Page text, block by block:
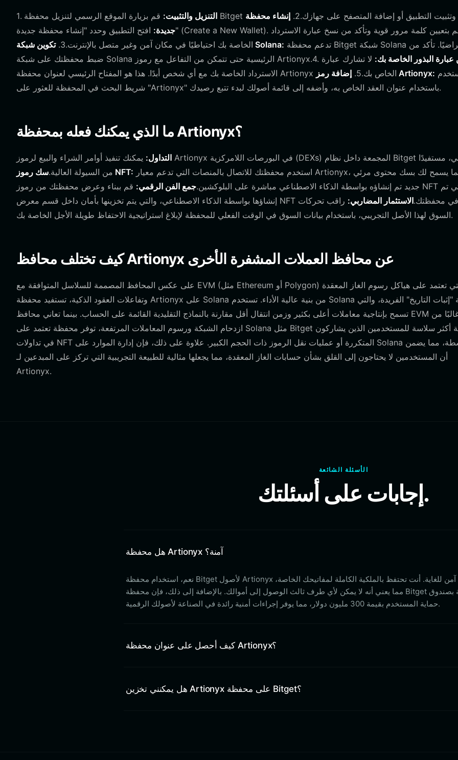
1. التنزيل والتثبيت: قم بزيارة الموقع الرسمي لتنزيل محفظة Bitget وتثبيت التطبيق أو إضافة المتصفح على جهازك.2.
إنشاء محفظة
جديدة: افتح التطبيق وحدد "إنشاء محفظة جديدة" (Create a New Wallet). قم بتعيين كلمة مرور قوية وتأكد من نسخ عبارة الاسترداد
الخاصة بك احتياطيًا في مكان آمن وغير متصل بالإنترنت.3. تكوين شبكة Solana:
ضبط محفظتك على شبكة Solana الرئيسية حتى تتمكن من التفاعل مع رموز Artionyx.4.
عبارة البذور الخاصة بك: لا تشارك عبارة
الاسترداد الخاصة بك مع أي شخص أبدًا. هذا هو المفتاح الرئيسي لعنوان محفظة Artionyx الخاص بك.5. إضافة رمز Artionyx:
شريط البحث في المحفظة للعثور على "Artionyx" باستخدام عنوان العقد الخاص به، وأضفه إلى قائمة أصولك لبدء تتبع رصيدك.
ما الذي يمكنك فعله بمحفظة Artionyx؟
التداول: يمكنك تنفيذ أوامر الشراء والبيع لرموز Artionyx في البورصات اللامركزية (DEXs) المجمعة داخل نظام Bitget البيئي، مستفيدًا
من السيولة العالية. سك رموز NFT:
جديد تم إنشاؤه بواسطة الذكاء الاصطناعي مباشرة على البلوكشين.جمع الفن الرقمي: قم ببناء وعرض محفظتك من رموز NFT التي تم
إنشاؤها بواسطة الذكاء الاصطناعي، والتي يتم تخزينها بأمان داخل قسم معرض NFT في محفظتك.الاستثمار المضاربي: راقب تحركات
السوق لهذا الأصل التجريبي، باستخدام بيانات السوق في الوقت الفعلي للمحفظة لإبلاغ استراتيجية الاحتفاظ طويلة الأجل الخاصة بك.
كيف تختلف محافظ Artionyx عن محافظ العملات المشفرة الأخرى
على عكس المحافظ المصممة للسلاسل المتوافقة مع EVM (مثل Ethereum أو Polygon) التي تعتمد على هياكل رسوم الغاز المعقدة
وتفاعلات العقود الذكية، تستفيد محفظة Artionyx على Solana من بنية عالية الأداء. تستخدم Solana آلية "إثبات التاريخ" الفريدة، والتي
تسمح بإنتاجية معاملات أعلى بكثير وزمن انتقال أقل مقارنة بالنماذج التقليدية القائمة على الحساب. بينما تعاني محافظ EVM غالبًا من
ازدحام الشبكة ورسوم المعاملات المرتفعة، توفر محفظة تعتمد على Solana مثل Bitget تجربة أكثر سلاسة للمستخدمين الذين يشاركون
في تداولات NFT المتكررة أو عمليات نقل الرموز ذات الحجم الكبير. علاوة على ذلك، فإن إدارة الموارد على Solana مبسطة، مما يضمن
أن المستخدمين لا يحتاجون إلى القلق بشأن حسابات الغاز المعقدة، مما يجعلها مثالية للطبيعة التجريبية التي تركز على المبدعين لـ
Artionyx.
الأسئلة الشائعة
إجابات على أسئلتك.
هل محفظة Artionyx آمنة؟
نعم، استخدام محفظة Bitget لأصول Artionyx الخاصة بك آمن للغاية. أنت تحتفظ بالملكية الكاملة لمفاتيحك الخاصة،
مما يعني أنه لا يمكن لأي طرف ثالث الوصول إلى أموالك. بالإضافة إلى ذلك، فإن محفظة Bitget مدعومة بصندوق
حماية المستخدم بقيمة 300 مليون دولار، مما يوفر إجراءات أمنية رائدة في الصناعة لأصولك الرقمية.
كيف أحصل على عنوان محفظة Artionyx؟
هل يمكنني تخزين Artionyx على محفظة Bitget؟